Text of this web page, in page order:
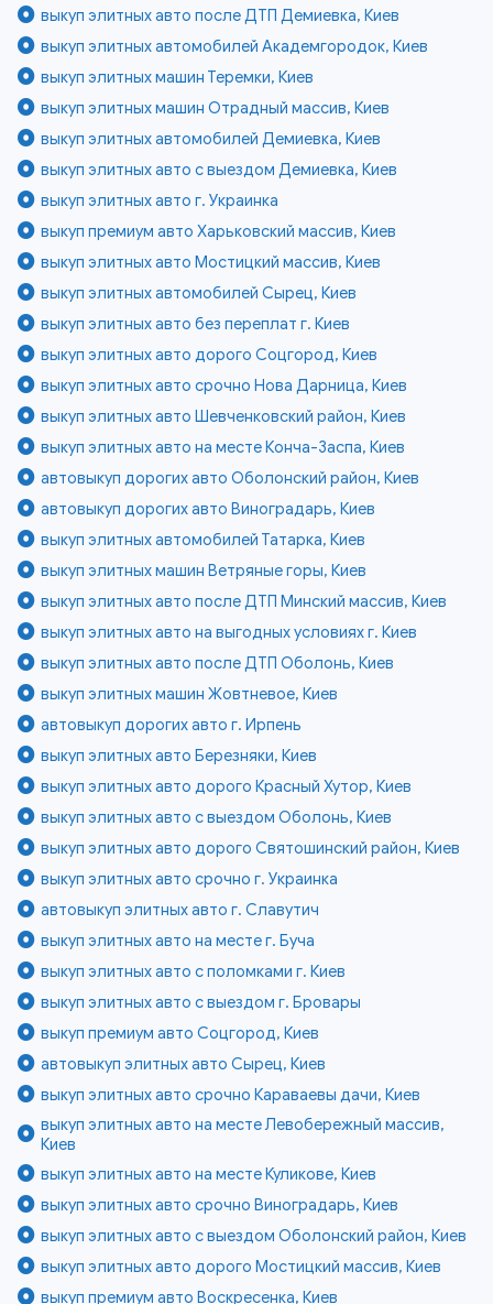
выкуп элитных авто после ДТП Демиевка, Киев
выкуп элитных автомобилей Академгородок, Киев
выкуп элитных машин Теремки, Киев
выкуп элитных машин Отрадный массив, Киев
выкуп элитных автомобилей Демиевка, Киев
выкуп элитных авто с выездом Демиевка, Киев
выкуп элитных авто г. Украинка
выкуп премиум авто Харьковский массив, Киев
выкуп элитных авто Мостицкий массив, Киев
выкуп элитных автомобилей Сырец, Киев
выкуп элитных авто без переплат г. Киев
выкуп элитных авто дорого Соцгород, Киев
выкуп элитных авто срочно Нова Дарница, Киев
выкуп элитных авто Шевченковский район, Киев
выкуп элитных авто на месте Конча-Заспа, Киев
автовыкуп дорогих авто Оболонский район, Киев
автовыкуп дорогих авто Виноградарь, Киев
выкуп элитных автомобилей Татарка, Киев
выкуп элитных машин Ветряные горы, Киев
выкуп элитных авто после ДТП Минский массив, Киев
выкуп элитных авто на выгодных условиях г. Киев
выкуп элитных авто после ДТП Оболонь, Киев
выкуп элитных машин Жовтневое, Киев
автовыкуп дорогих авто г. Ирпень
выкуп элитных авто Березняки, Киев
выкуп элитных авто дорого Красный Хутор, Киев
выкуп элитных авто с выездом Оболонь, Киев
выкуп элитных авто дорого Святошинский район, Киев
выкуп элитных авто срочно г. Украинка
автовыкуп элитных авто г. Славутич
выкуп элитных авто на месте г. Буча
выкуп элитных авто с поломками г. Киев
выкуп элитных авто с выездом г. Бровары
выкуп премиум авто Соцгород, Киев
автовыкуп элитных авто Сырец, Киев
выкуп элитных авто срочно Караваевы дачи, Киев
выкуп элитных авто на месте Левобережный массив,
Киев
выкуп элитных авто на месте Куликове, Киев
выкуп элитных авто срочно Виноградарь, Киев
выкуп элитных авто с выездом Оболонский район, Киев
выкуп элитных авто дорого Мостицкий массив, Киев
выкуп премиум авто Воскресенка, Киев